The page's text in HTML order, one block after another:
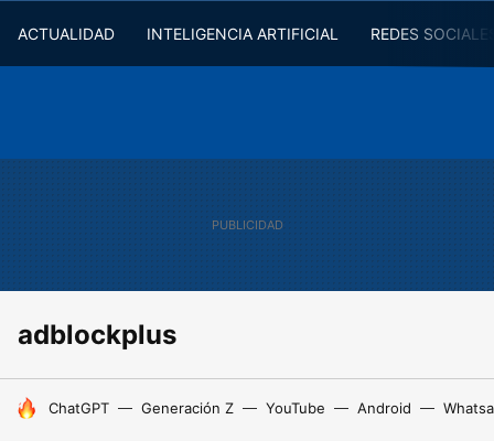
ACTUALIDAD INTELIGENCIA ARTIFICIAL REDES
adblockplus
HOY SE HABLA DE
ChatGPT Generación Z YouTube Android